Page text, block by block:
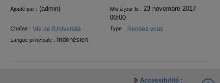
Informations
Ajouté par : (admin) Mis à jour le : 23 novembre 2017
00:00
Chaîne : Vie de l'Université Type : Rendez-vous
Langue principale : Indonésien
Accessibilité :